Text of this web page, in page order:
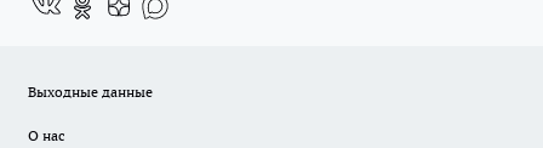
Выходные данные
О нас